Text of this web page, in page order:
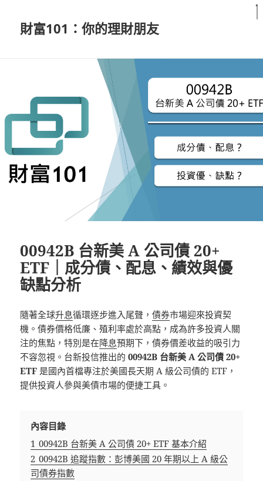
財富101：你的理財朋友
00942B 台新美 A 公司債 20+
ETF｜成分債、配息、績效與優
缺點分析
隨著全球升息循環逐步進入尾聲，債券市場迎來投資契
機。債券價格低廉、殖利率處於高點，成為許多投資人關
注的焦點，特別是在降息預期下，債券價差收益的吸引力
不容忽視。台新投信推出的00942B 台新美 A 公司債 20+
ETF 是國內首檔專注於美國長天期 A 級公司債的 ETF，
提供投資人參與美債市場的便捷工具。
內容目錄
1 00942B 台新美 A 公司債 20+ ETF 基本介紹
2 00942B 追蹤指數：彭博美國 20 年期以上 A 級公
司債券指數